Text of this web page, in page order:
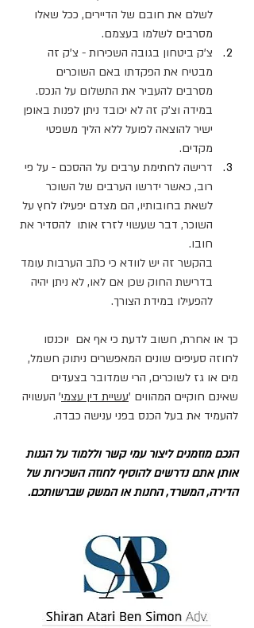
לשלם את חובם של הדיירים, ככל שאלו
מסרבים לשלמו בעצמם.
צ'ק ביטחון בגובה השכירות - צ'ק זה
מבטיח את הפקדתו באם השוכרים
מסרבים להעביר את התשלום על הנכס.
במידה וצ'ק זה לא יכובד ניתן לפנות באופן
ישיר להוצאה לפועל ללא הליך משפטי
מקדים.
דרישה לחתימת ערבים על ההסכם - על פי
רוב, כאשר ידרשו הערבים של השוכר
לשאת בחובותיו, הם מצדם יפעילו לחץ על
השוכר, דבר שעשוי לזרז אותו  להסדיר את
חובו.
בהקשר זה יש לוודא כי כתב הערבות עומד
בדרישת החוק שכן אם לאו, לא ניתן יהיה
להפעילו במידת הצורך.
כך או אחרת, חשוב לדעת כי אף אם  יוכנסו
לחוזה סעיפים שונים המאפשרים ניתוק חשמל,
מים או גז לשוכרים, הרי שמדובר בצעדים
שאינם חוקיים המהווים 'עשיית דין עצמי' העשויה
להעמיד את בעל הכנס בפני ענישה כבדה.
הנכם מוזמנים ליצור עמי קשר וללמוד על הגנות
אותן אתם נדרשים להוסיף לחוזה השכירות של
הדירה, המשרד, החנות או המשק שברשותכם.